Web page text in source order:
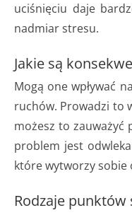
uciśnięciu daje
nadmiar stresu.
Jakie są
Mogą one wpływać na
ruchów. Prowadzi to
możesz to zauważyć
problem jest
które wytworzy sobie
Rodzaje